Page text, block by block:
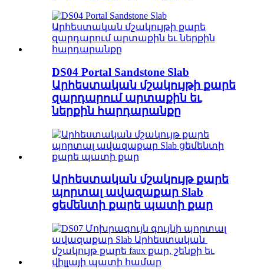
DS04 Portal Sandstone Slab
Արհեստական ​​մշակույթի քարե
զարդարում արտաքին եւ
ներքին հարդարանքը
Արհեստական ​​մշակույթ քարե
պորտալ ավազաքար Slab
ցեմենտի քարե պատի քար